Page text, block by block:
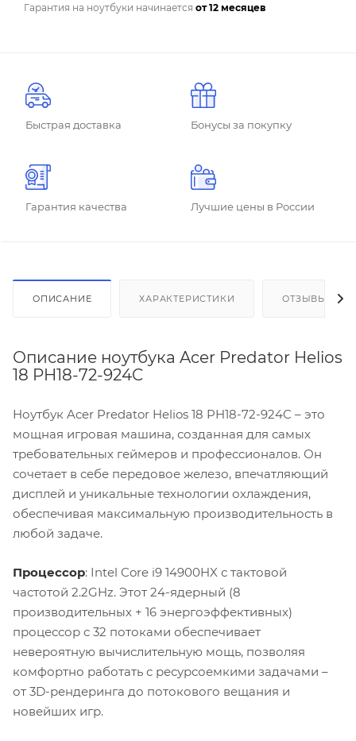
Гарантия на ноутбуки начинается от 12 месяцев
Быстрая доставка Бонусы за покупку
Гарантия качества Лучшие цены в России
ОПИСАНИЕ ХАРАКТЕРИСТИКИ ОТЗЫВЫ
Описание ноутбука Acer Predator Helios
18 PH18-72-924C
Ноутбук Acer Predator Helios 18 PH18-72-924C – это
мощная игровая машина, созданная для самых
требовательных геймеров и профессионалов. Он
сочетает в себе передовое железо, впечатляющий
дисплей и уникальные технологии охлаждения,
обеспечивая максимальную производительность в
любой задаче.
Процессор: Intel Core i9 14900HX с тактовой
частотой 2.2GHz. Этот 24-ядерный (8
производительных + 16 энергоэффективных)
процессор с 32 потоками обеспечивает
невероятную вычислительную мощь, позволяя
комфортно работать с ресурсоемкими задачами –
от 3D-рендеринга до потокового вещания и
новейших игр.